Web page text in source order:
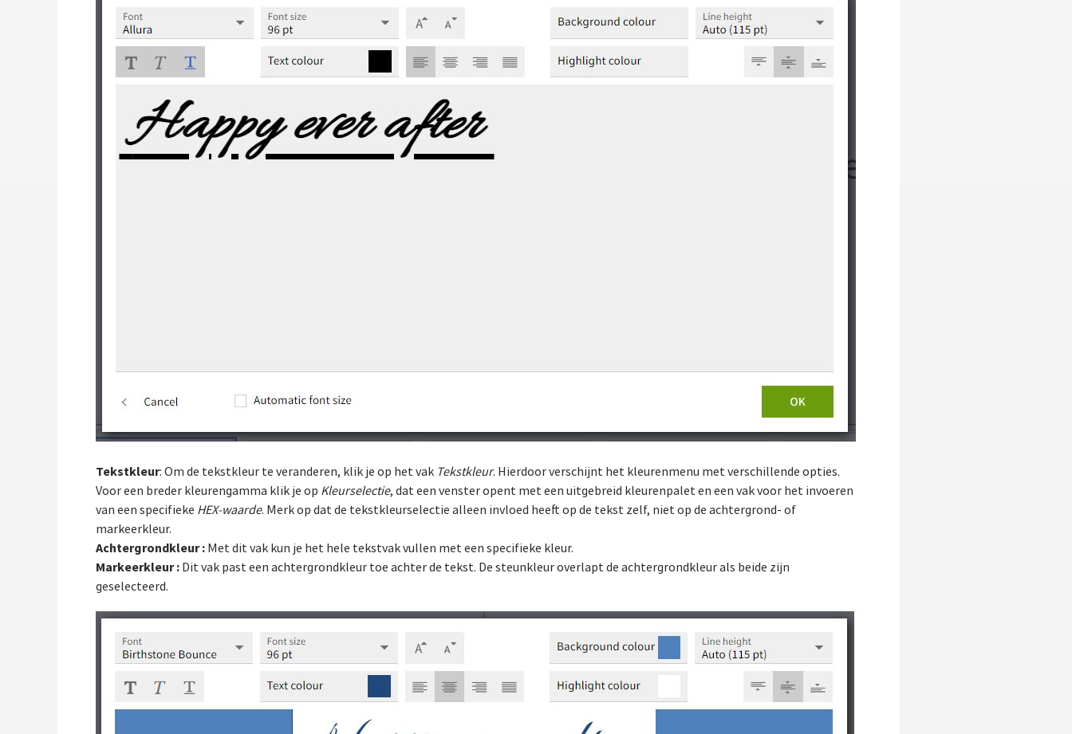
Tekstkleur: Om de tekstkleur te veranderen, klik je op het vak Tekstkleur. Hierdoor verschijnt het kleurenmenu met verschillende opties.
Voor een breder kleurengamma klik je op Kleurselectie, dat een venster opent met een uitgebreid kleurenpalet en een vak voor het invoeren
van een specifieke HEX-waarde. Merk op dat de tekstkleurselectie alleen invloed heeft op de tekst zelf, niet op de achtergrond- of
markeerkleur.
Achtergrondkleur : Met dit vak kun je het hele tekstvak vullen met een specifieke kleur.
Markeerkleur : Dit vak past een achtergrondkleur toe achter de tekst. De steunkleur overlapt de achtergrondkleur als beide zijn
geselecteerd.